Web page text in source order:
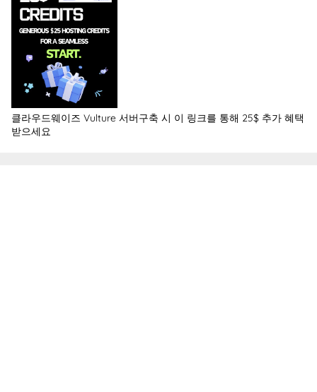
클라우드웨이즈 Vulture 서버구축 시 이 링크를 통해 25$ 추가 혜택
받으세요